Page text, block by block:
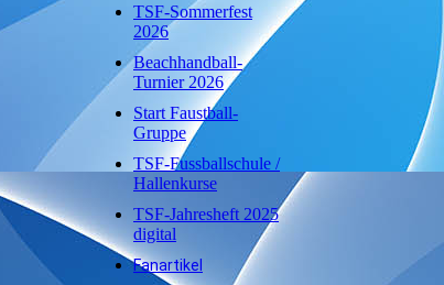
TSF-Sommerfest
2026
Beachhandball-
Turnier 2026
Start Faustball-
Gruppe
TSF-Fussballschule /
Hallenkurse
TSF-Jahresheft 2025
digital
Fanartikel